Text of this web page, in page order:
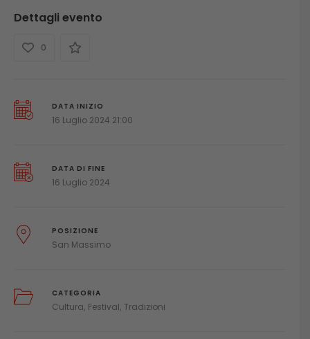
Dettagli evento
0
DATA INIZIO
16 Luglio 2024 21:00
DATA DI FINE
16 Luglio 2024
POSIZIONE
San Massimo
CATEGORIA
Cultura Festival Tradizioni